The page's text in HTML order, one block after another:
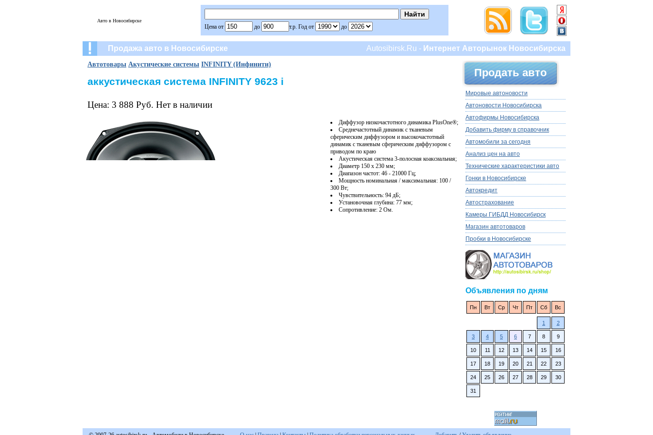
Авто в Новосибирске
Цена от до т.р. Год от до
Продажа авто в Новосибирске Autosibirsk.Ru - Интернет Авторынок Новосибирска
Автотовары Акустические системы INFINITY (Инфинити)
аккустическая система INFINITY 9623 i
Цена: 3 888 Руб. Нет в наличии
Диффузор низкочастотного динамика PlusOne®;
Среднечастотный динамик с тканевым
сферическим диффузором и высокочастотный
динамик с тканевым сферическим диффузором с
приводом по краю
Акустическая система 3-полосная коаксиальная;
Диаметр 150 х 230 мм;
Диапазон частот: 46 - 21000 Гц;
Мощность номинальная / максимальная: 100 /
300 Вт;
Чувствительность: 94 дБ;
Установочная глубина: 77 мм;
Сопротивление: 2 Ом.
Продать авто
Мировые автоновости
Автоновости Новосибирска
Автофирмы Новосибирска
Добавить фирму в справочник
Автомобили за сегодня
Анализ цен на авто
Технические характеристики авто
Гонки в Новосибирске
Автокредит
Автострахование
Камеры ГИБДД Новосибирск
Магазин автотоваров
Пробки в Новосибирске
Объявления по дням
Пн Вт Ср Чт Пт Сб Вс
1 2
3 4 5 6 7 8 9
10 11 12 13 14 15 16
17 18 19 20 21 22 23
24 25 26 27 28 29 30
31